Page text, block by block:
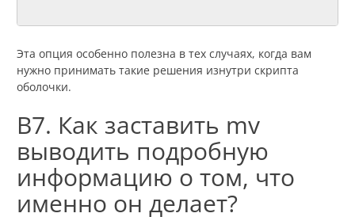
Эта опция особенно полезна в тех случаях, когда вам
нужно принимать такие решения изнутри скрипта
оболочки.
В7. Как заставить mv
выводить подробную
информацию о том, что
именно он делает?